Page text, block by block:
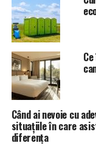
mici dimensiuni,
conducă
Bridenstine a
misiune NASA
lansarea James
continua
jur împrejurul
Când ai nevoie cu
situațiile în care
diferența